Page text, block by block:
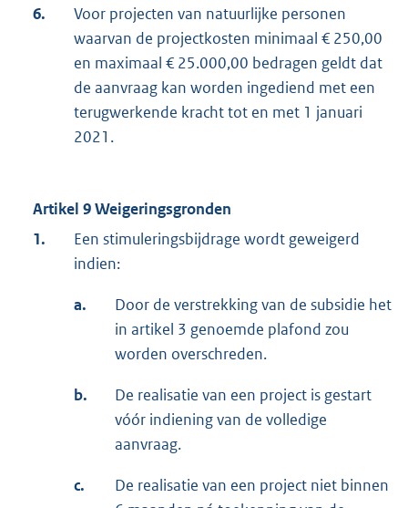
6.
Voor projecten van natuurlijke personen
waarvan de projectkosten minimaal € 250,00
en maximaal € 25.000,00 bedragen geldt dat
de aanvraag kan worden ingediend met een
terugwerkende kracht tot en met 1 januari
2021.
Artikel 9 Weigeringsgronden
1.
Een stimuleringsbijdrage wordt geweigerd
indien:
a.
Door de verstrekking van de subsidie het
in artikel 3 genoemde plafond zou
worden overschreden.
b.
De realisatie van een project is gestart
vóór indiening van de volledige
aanvraag.
c.
De realisatie van een project niet binnen